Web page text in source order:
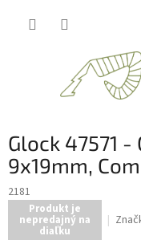
Glock 47571 -
9x19mm,
2181
Produkt je
nepredajný na
diaľku